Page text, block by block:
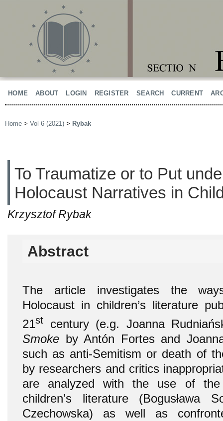
HOME ABOUT LOGIN REGISTER SEARCH CURRENT
Home > Vol 6 (2021) > Rybak
To Traumatize or to Put
Holocaust Narratives in
Krzysztof Rybak
Abstract
The article investigates the
Holocaust in children’s literature
21st
century (e.g. Joanna
Smoke by Antón Fortes and
such as anti-Semitism or death of
by researchers and critics
are analyzed with the use of
children’s literature (Bogusława
Czechowska) as well as